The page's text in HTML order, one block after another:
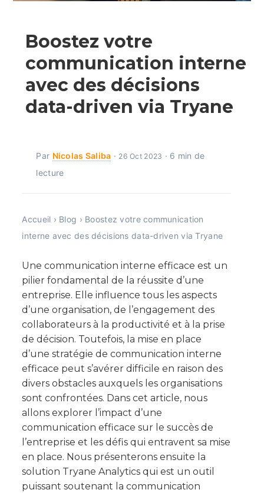
Boostez votre
communication interne
avec des décisions
data-driven via Tryane
Par Nicolas Saliba · 26 Oct 2023 · 6 min de
lecture
Accueil › Blog › Boostez votre communication
interne avec des décisions data-driven via Tryane
Une communication interne efficace est un
pilier fondamental de la réussite d’une
entreprise. Elle influence tous les aspects
d’une organisation, de l’engagement des
collaborateurs à la productivité et à la prise
de décision. Toutefois, la mise en place
d’une stratégie de communication interne
efficace peut s’avérer difficile en raison des
divers obstacles auxquels les organisations
sont confrontées. Dans cet article, nous
allons explorer l’impact d’une
communication efficace sur le succès de
l’entreprise et les défis qui entravent sa mise
en place. Nous présenterons ensuite la
solution Tryane Analytics qui est un outil
puissant soutenant la communication